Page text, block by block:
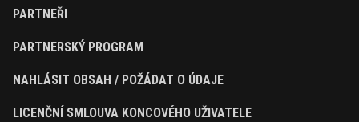
PARTNEŘI
PARTNERSKÝ PROGRAM
NAHLÁSIT OBSAH / POŽÁDAT O ÚDAJE
LICENČNÍ SMLOUVA KONCOVÉHO UŽIVATELE